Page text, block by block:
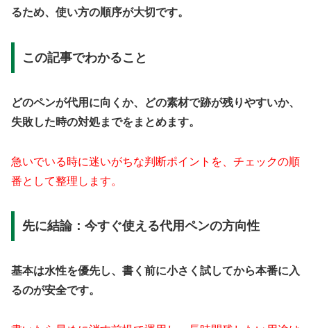
るため、使い方の順序が大切です。
この記事でわかること
どのペンが代用に向くか、どの素材で跡が残りやすいか、
失敗した時の対処までをまとめます。
急いでいる時に迷いがちな判断ポイントを、チェックの順
番として整理します。
先に結論：今すぐ使える代用ペンの方向性
基本は水性を優先し、書く前に小さく試してから本番に入
るのが安全です。